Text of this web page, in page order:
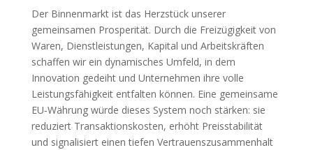
Der Binnenmarkt ist das Herzstück unserer
gemeinsamen Prosperität. Durch die Freizügigkeit von
Waren, Dienstleistungen, Kapital und Arbeitskräften
schaffen wir ein dynamisches Umfeld, in dem
Innovation gedeiht und Unternehmen ihre volle
Leistungsfähigkeit entfalten können. Eine gemeinsame
EU‑Währung würde dieses System noch stärken: sie
reduziert Transaktionskosten, erhöht Preisstabilität
und signalisiert einen tiefen Vertrauenszusammenhalt